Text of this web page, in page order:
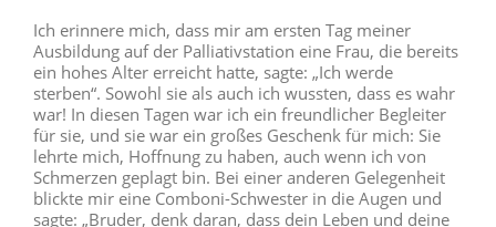
Ich erinnere mich, dass mir am ersten Tag meiner
Ausbildung auf der Palliativstation eine Frau, die bereits
ein hohes Alter erreicht hatte, sagte: „Ich werde
sterben“. Sowohl sie als auch ich wussten, dass es wahr
war! In diesen Tagen war ich ein freundlicher Begleiter
für sie, und sie war ein großes Geschenk für mich: Sie
lehrte mich, Hoffnung zu haben, auch wenn ich von
Schmerzen geplagt bin. Bei einer anderen Gelegenheit
blickte mir eine Comboni-Schwester in die Augen und
sagte: „Bruder, denk daran, dass dein Leben und deine